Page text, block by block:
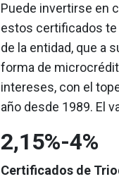
Puede invertirse en
estos certificados te
de la entidad, que a
forma de
intereses, con el
año desde 1989. El
2,15%-4%
Certificados de